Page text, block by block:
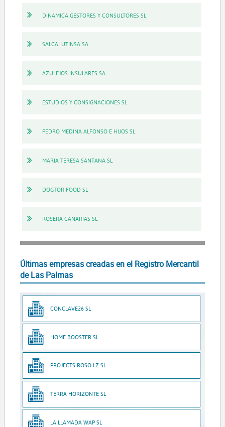
DINAMICA GESTORES Y CONSULTORES SL
SALCAI UTINSA SA
AZULEJOS INSULARES SA
ESTUDIOS Y CONSIGNACIONES SL
PEDRO MEDINA ALFONSO E HIJOS SL
MARIA TERESA SANTANA SL
DOGTOR FOOD SL
ROSERA CANARIAS SL
Últimas empresas creadas en el Registro Mercantil
de Las Palmas
CONCLAVE26 SL
HOME BOOSTER SL
PROJECTS ROSO LZ SL
TERRA HORIZONTE SL
LA LLAMADA WAP SL